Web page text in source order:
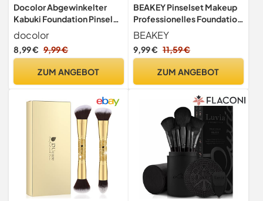
Docolor Abgewinkelter
Kabuki Foundation Pinsel
Synthetischer
Professioneller
Gesichtsrouge Flüssiger
Verblenden von Liquid Neon
docolor
8,99 € 9,99 €
ZUM ANGEBOT
BEAKEY Pinselset Makeup
Professionelles Foundation
Make up Pinsel Set
Premium Puderpinsel
Lidschatten Blush
Schwamm und
Eiform (10+2 Stück, Silber)
BEAKEY
9,99 € 11,59 €
ZUM ANGEBOT